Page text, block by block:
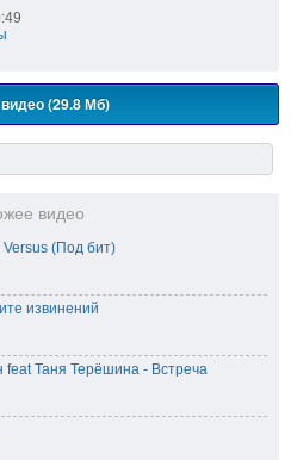
(29.8 Мб)
видео
Versus (Под бит)
извинений
Таня Терёшина - Встреча